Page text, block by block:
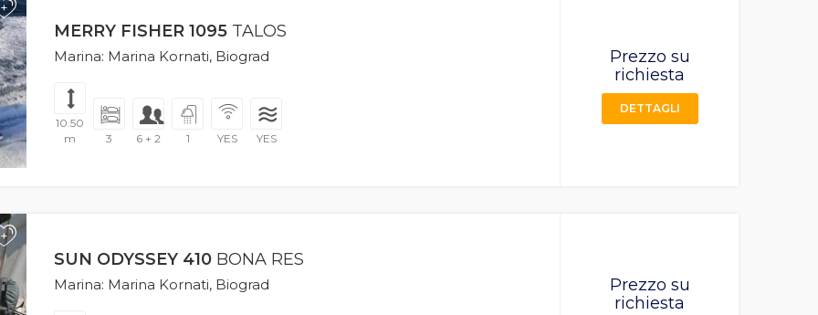
+
MERRY FISHER 1095 TALOS
Marina: Marina Kornati, Biograd
10.50
m
3 6 + 2 1 YES YES
Prezzo su
richiesta
DETTAGLI
+
SUN ODYSSEY 410 BONA RES
Marina: Marina Kornati, Biograd
Prezzo su
richiesta